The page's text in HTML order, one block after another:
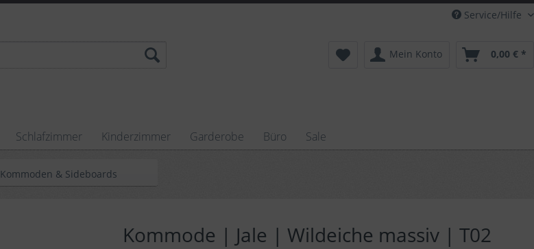
Service/Hilfe
Mein Konto 0,00 € *
Schlafzimmer Kinderzimmer Garderobe Büro Sale
Kommoden & Sideboards
Kommode | Jale | Wildeiche massiv | T02